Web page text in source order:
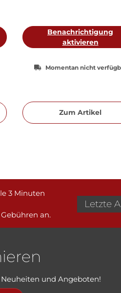
Benachrichtigung
aktivieren
Momentan nicht
Zum Artikel
3 Minuten
an.
Letzte
und Angeboten!